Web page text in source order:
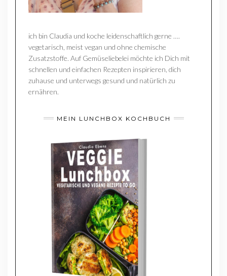
ich bin Claudia und koche leidenschaftlich gerne ….
vegetarisch, meist vegan und ohne chemische
Zusatzstoffe. Auf Gemüseliebelei möchte ich Dich mit
schnellen und einfachen Rezepten inspirieren, dich
zuhause und unterwegs gesund und natürlich zu
ernähren.
MEIN LUNCHBOX KOCHBUCH